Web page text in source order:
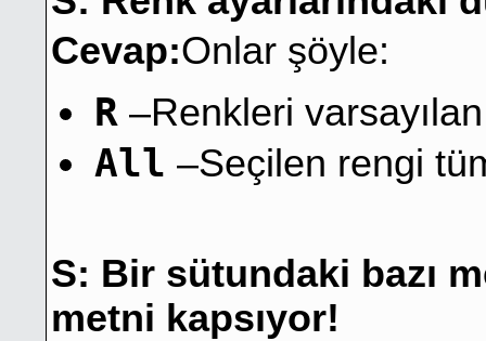
Cevap:Onlar şöyle:
R –Renkleri
All –Seçilen rengi
S: Bir sütundaki bazı
metni kapsıyor!